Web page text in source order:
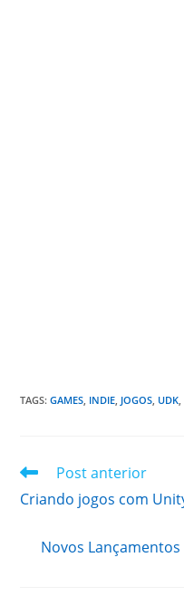
TAGS:GAMES INDIE JOGOS UDK
Leia
artigos
Post anterior
Criando jogos com
Novos